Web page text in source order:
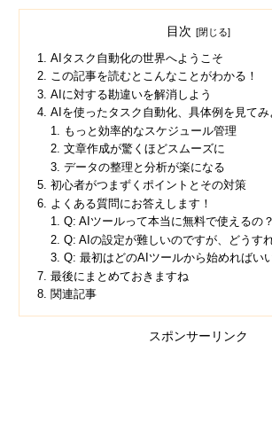
目次
AIタスク自動化の世界へようこそ
この記事を読むとこんなことがわかる！
AIに対する勘違いを解消しよう
AIを使ったタスク自動化、具体例を見てみ
もっと効率的なスケジュール管理
文章作成が驚くほどスムーズに
データの整理と分析が楽になる
初心者がつまずくポイントとその対策
よくある質問にお答えします！
Q: AIツールって本当に無料で使えるの？
Q: AIの設定が難しいのですが、どうす
Q: 最初はどのAIツールから始めればい
最後にまとめておきますね
関連記事
スポンサーリンク